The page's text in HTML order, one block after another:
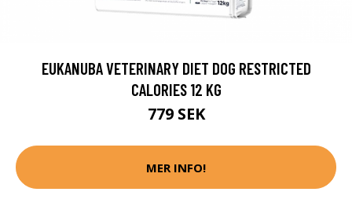
EUKANUBA VETERINARY DIET DOG RESTRICTED
CALORIES 12 KG
779 SEK
MER INFO!